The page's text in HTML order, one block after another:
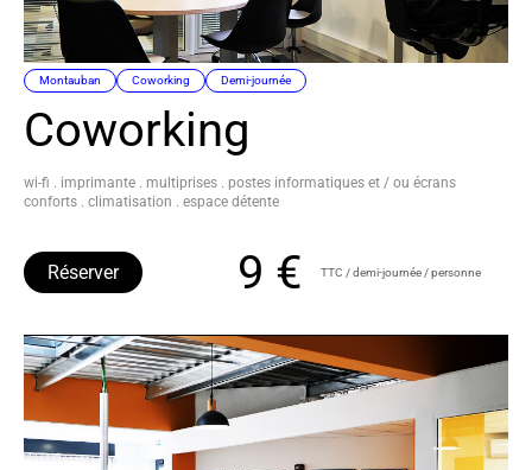
Montauban Coworking Demi-journée
Coworking
wi-fi . imprimante . multiprises . postes informatiques et / ou écrans
conforts . climatisation . espace détente
9 € TTC / demi-journée / personne
Réserver